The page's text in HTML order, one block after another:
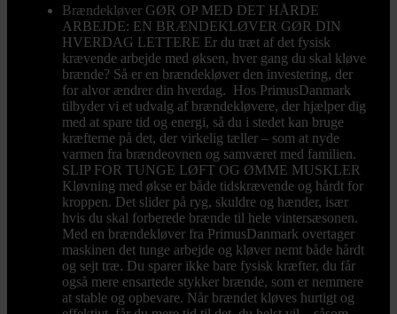
Brændekløver GØR OP MED DET HÅRDE
ARBEJDE: EN BRÆNDEKLØVER GØR DIN
HVERDAG LETTERE Er du træt af det fysisk
krævende arbejde med øksen, hver gang du skal kløve
brænde? Så er en brændekløver den investering, der
for alvor ændrer din hverdag. Hos PrimusDanmark
tilbyder vi et udvalg af brændekløvere, der hjælper dig
med at spare tid og energi, så du i stedet kan bruge
kræfterne på det, der virkelig tæller – som at nyde
varmen fra brændeovnen og samværet med familien.
SLIP FOR TUNGE LØFT OG ØMME MUSKLER
Kløvning med økse er både tidskrævende og hårdt for
kroppen. Det slider på ryg, skuldre og hænder, især
hvis du skal forberede brænde til hele vintersæsonen.
Med en brændekløver fra PrimusDanmark overtager
maskinen det tunge arbejde og kløver nemt både hårdt
og sejt træ. Du sparer ikke bare fysisk kræfter, du får
også mere ensartede stykker brænde, som er nemmere
at stable og opbevare. Når brændet kløves hurtigt og